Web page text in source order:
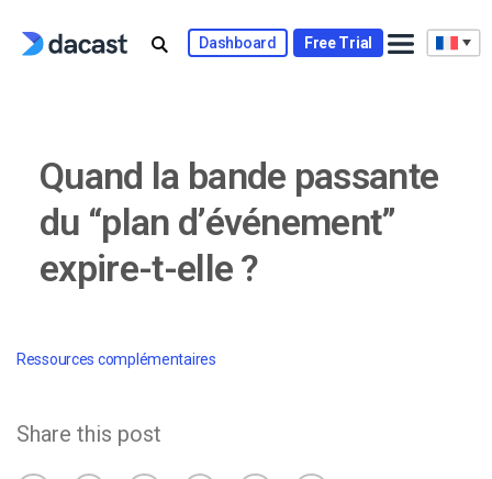
Dashboard Free Trial
Quand la bande passante
du “plan d’événement”
expire-t-elle ?
Ressources complémentaires
Share this post